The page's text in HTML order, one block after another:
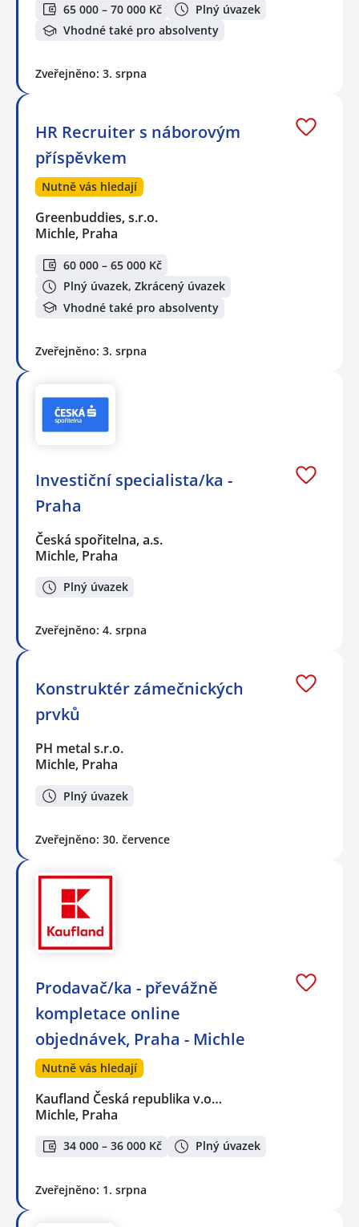
65 000 – 70 000 Kč
Plný úvazek
Vhodné také pro absolventy
Zveřejněno: 3. srpna
HR Recruiter s náborovým
příspěvkem
Nutně vás hledají
Greenbuddies, s.r.o.
Michle, Praha
60 000 – 65 000 Kč
Plný úvazek, Zkrácený úvazek
Vhodné také pro absolventy
Zveřejněno: 3. srpna
Investiční specialista/ka -
Praha
Česká spořitelna, a.s.
Michle, Praha
Plný úvazek
Zveřejněno: 4. srpna
Konstruktér zámečnických
prvků
PH metal s.r.o.
Michle, Praha
Plný úvazek
Zveřejněno: 30. července
Prodavač/ka - převážně
kompletace online
objednávek, Praha - Michle
Nutně vás hledají
Kaufland Česká republika v.o…
Michle, Praha
34 000 – 36 000 Kč Plný úvazek
Zveřejněno: 1. srpna